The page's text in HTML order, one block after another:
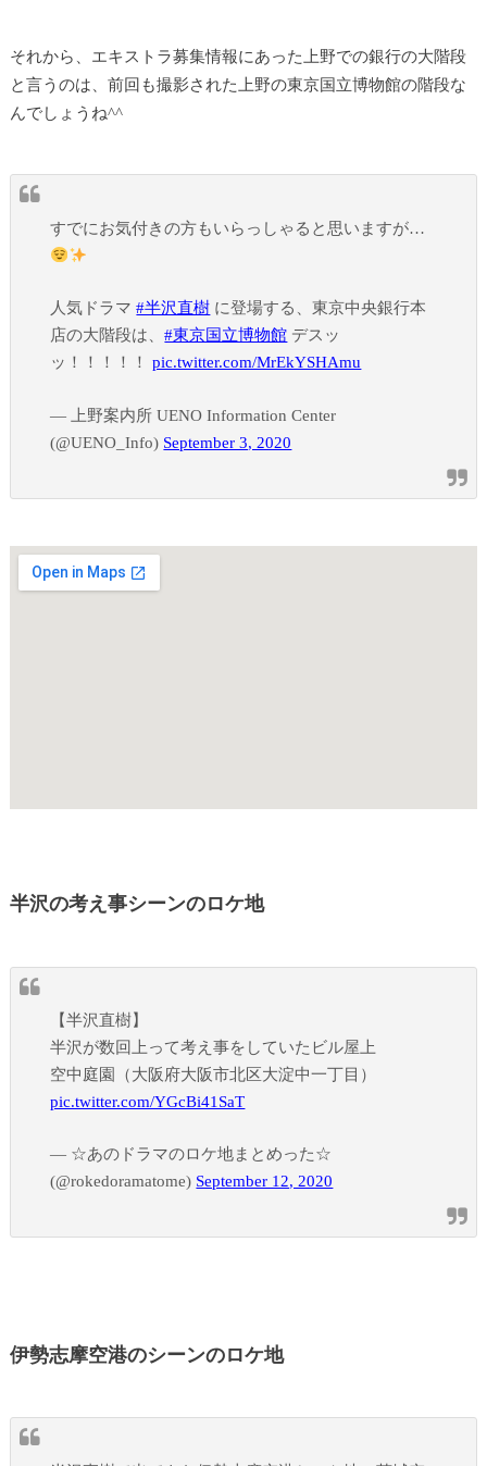
それから、エキストラ募集情報にあった上野での銀行の大階段
と言うのは、前回も撮影された上野の東京国立博物館の階段な
んでしょうね^^
すでにお気付きの方もいらっしゃると思いますが…
人気ドラマ#半沢直樹 に登場する、東京中央銀行本
店の大階段は、#東京国立博物館 デスッ
ッ！！！！！pic.twitter.com/MrEkYSHAmu
— 上野案内所 UENO Information Center
(@UENO_Info) September 3, 2020
半沢の考え事シーンのロケ地
【半沢直樹】
半沢が数回上って考え事をしていたビル屋上
空中庭園（大阪府大阪市北区大淀中一丁目）
pic.twitter.com/YGcBi41SaT
— ☆あのドラマのロケ地まとめった☆
(@rokedoramatome) September 12, 2020
伊勢志摩空港のシーンのロケ地